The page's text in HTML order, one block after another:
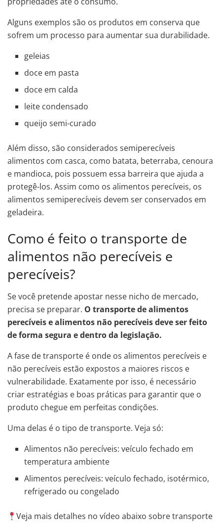
Alguns exemplos são os produtos em conserva que
sofrem um processo para aumentar sua durabilidade.
geleias
doce em pasta
doce em calda
leite condensado
queijo semi-curado
Além disso, são considerados semiperecíveis
alimentos com casca, como batata, beterraba, cenoura
e mandioca, pois possuem essa barreira que ajuda a
protegê-los. Assim como os alimentos perecíveis, os
alimentos semiperecíveis devem ser conservados em
geladeira.
Como é feito o transporte de
alimentos não perecíveis e
perecíveis?
Se você pretende apostar nesse nicho de mercado,
precisa se preparar. O transporte de alimentos
perecíveis e alimentos não perecíveis deve ser feito
de forma segura e dentro da legislação.
A fase de transporte é onde os alimentos perecíveis e
não perecíveis estão expostos a maiores riscos e
vulnerabilidade. Exatamente por isso, é necessário
criar estratégias e boas práticas para garantir que o
produto chegue em perfeitas condições.
Uma delas é o tipo de transporte. Veja só:
Alimentos não perecíveis: veículo fechado em
temperatura ambiente
Alimentos perecíveis: veículo fechado, isotérmico,
refrigerado ou congelado
Veja mais detalhes no vídeo abaixo sobre transporte